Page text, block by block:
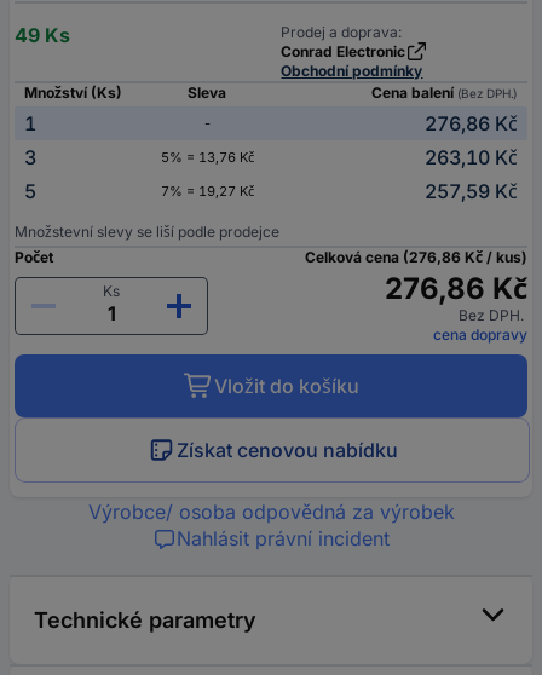
49 Ks
Prodej a doprava:
Conrad Electronic
Obchodní podmínky
Množství (Ks)
Sleva Cena balení (Bez DPH.)
1 -
276,86 Kč
3
5% = 13,76 Kč
263,10 Kč
5
7% = 19,27 Kč 257,59 Kč
Množstevní slevy se liší podle prodejce
Počet
Ks
Celková cena (276,86 Kč / kus)
276,86 Kč
Bez DPH.
cena dopravy
Vložit do košíku
Získat cenovou nabídku
Výrobce/ osoba odpovědná za výrobek
Nahlásit právní incident
Technické parametry